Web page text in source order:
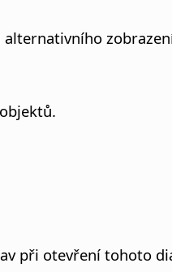
alternativního
při otevření tohoto